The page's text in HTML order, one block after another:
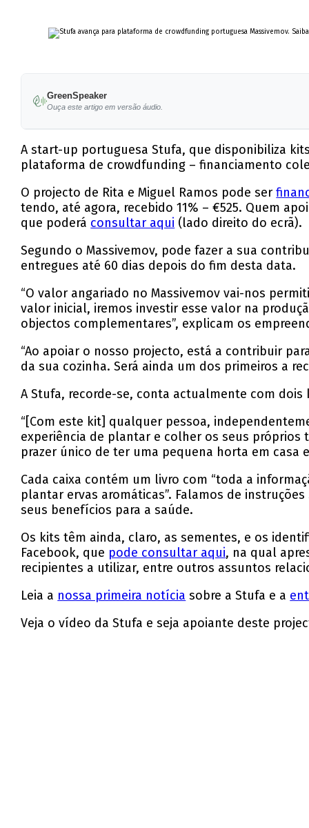
GreenSpeaker
Ouça este artigo em versão áudio.
A start-up portuguesa Stufa, que disponibiliza
plataforma de crowdfunding – financiamento
O projecto de Rita e Miguel Ramos pode ser
tendo, até agora, recebido 11% – €525. Quem
que poderá consultar aqui (lado direito do ecrã).
Segundo o Massivemov, pode fazer a sua
entregues até 60 dias depois do fim desta data.
“O valor angariado no Massivemov vai-nos
valor inicial, iremos investir esse valor na
objectos complementares”, explicam os
“Ao apoiar o nosso projecto, está a contribuir
da sua cozinha. Será ainda um dos primeiros a
A Stufa, recorde-se, conta actualmente com
“[Com este kit] qualquer pessoa,
experiência de plantar e colher os seus
prazer único de ter uma pequena horta em casa
Cada caixa contém um livro com “toda a
plantar ervas aromáticas”. Falamos de
seus benefícios para a saúde.
Os kits têm ainda, claro, as sementes, e os
Facebook, que pode consultar aqui, na qual
recipientes a utilizar, entre outros assuntos
Leia a nossa primeira notícia sobre a Stufa e a
Veja o vídeo da Stufa e seja apoiante deste